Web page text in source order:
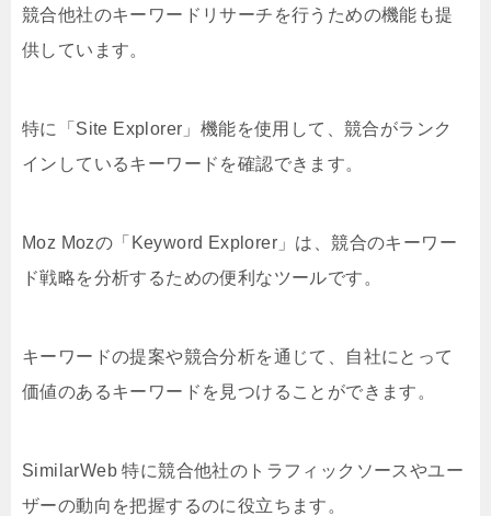
競合他社のキーワードリサーチを行うための機能も提
供しています。
特に「Site Explorer」機能を使用して、競合がランク
インしているキーワードを確認できます。
Moz Mozの「Keyword Explorer」は、競合のキーワー
ド戦略を分析するための便利なツールです。
キーワードの提案や競合分析を通じて、自社にとって
価値のあるキーワードを見つけることができます。
SimilarWeb 特に競合他社のトラフィックソースやユー
ザーの動向を把握するのに役立ちます。